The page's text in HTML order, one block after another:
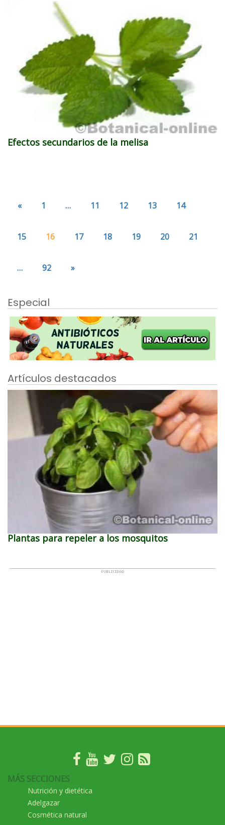
Efectos secundarios de la melisa
« 1 … 11 12 13 14
15 16 17 18 19 20 21
… 92 »
Especial
Artículos destacados
Plantas para repeler a los mosquitos
MÁS SECCIONES
Nutrición y dietética
Adelgazar
Cosmética natural